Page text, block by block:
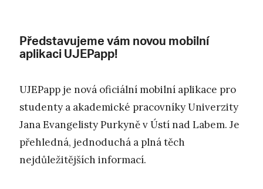
Představujeme vám novou mobilní
aplikaci UJEPapp!
UJEPapp je nová oficiální mobilní aplikace pro
studenty a akademické pracovníky Univerzity
Jana Evangelisty Purkyně v Ústí nad Labem. Je
přehledná, jednoduchá a plná těch
nejdůležitějších informací.